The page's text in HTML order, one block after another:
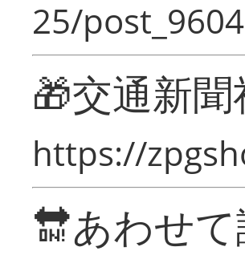
25/
🎁交通新
https://
🔛あわせ